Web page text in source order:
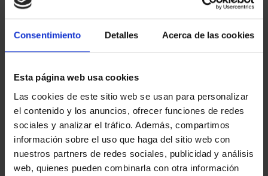
Consentimiento Detalles Acerca de las cookies
Esta página web usa cookies
Las cookies de este sitio web se usan para personalizar
el contenido y los anuncios, ofrecer funciones de redes
sociales y analizar el tráfico. Además, compartimos
información sobre el uso que haga del sitio web con
nuestros partners de redes sociales, publicidad y análisis
web, quienes pueden combinarla con otra información
949,00 €
Sólo para usuarios
registrados
PROVINCIA 2
949,00 €
Sólo para usuarios
registrados